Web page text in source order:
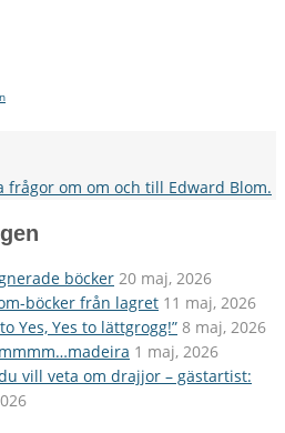
frågor om om och till Edward Blom.
böcker 20 maj, 2026
böcker från lagret 11 maj, 2026
Yes, Yes to lättgrogg!” 8 maj, 2026
1 maj, 2026
vill veta om drajjor – gästartist: